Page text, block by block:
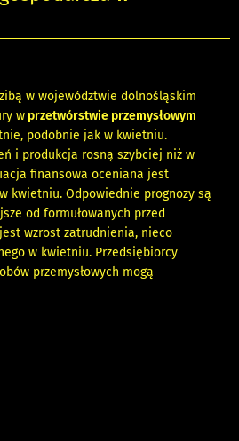
w województwie dolnośląskim
w przetwórstwie przemysłowym
podobnie jak w kwietniu.
i produkcja rosną szybciej niż w
finansowa oceniana jest
kwietniu. Odpowiednie prognozy są
od formułowanych przed
wzrost zatrudnienia, nieco
w kwietniu. Przedsiębiorcy
przemysłowych mogą